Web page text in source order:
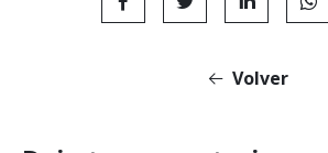
Volver